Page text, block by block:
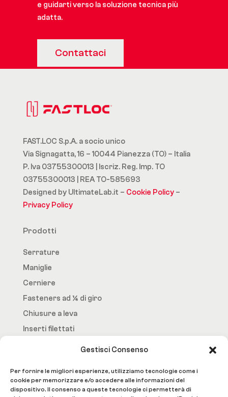
Gestisci Consenso
Per fornire le migliori esperienze, utilizziamo tecnologie come i
cookie per memorizzare e/o accedere alle informazioni del
dispositivo. Il consenso a queste tecnologie ci permetterà di
e guidarti verso la soluzione tecnica più
adatta.
Contattaci
FAST.LOC S.p.A. a socio unico
Via Signagatta, 16 – 10044 Pianezza (TO) – Italia
P. Iva 03755300013 | Iscriz. Reg. Imp. TO
03755300013 | REA TO-585693
Designed by UltimateLab.it – Cookie Policy–
Privacy Policy
Prodotti
Serrature
Maniglie
Cerniere
Fasteners ad ¼ di giro
Chiusure a leva
Inserti filettati
Home Page
Azienda